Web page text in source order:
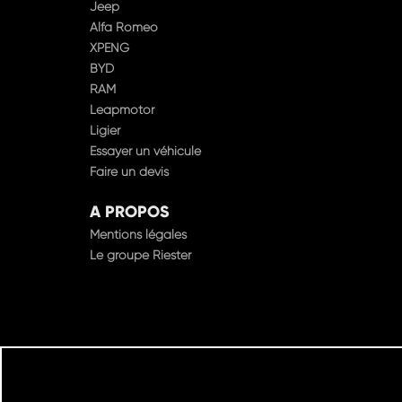
Jeep
Alfa Romeo
XPENG
BYD
RAM
Leapmotor
Ligier
Essayer un véhicule
Faire un devis
A PROPOS
Mentions légales
Le groupe Riester